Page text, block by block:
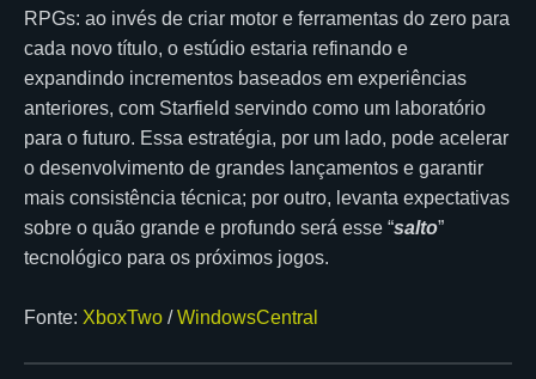
RPGs: ao invés de criar motor e ferramentas do zero para
cada novo título, o estúdio estaria refinando e
expandindo incrementos baseados em experiências
anteriores, com Starfield servindo como um laboratório
para o futuro. Essa estratégia, por um lado, pode acelerar
o desenvolvimento de grandes lançamentos e garantir
mais consistência técnica; por outro, levanta expectativas
sobre o quão grande e profundo será esse “salto”
tecnológico para os próximos jogos.
Fonte: XboxTwo /WindowsCentral